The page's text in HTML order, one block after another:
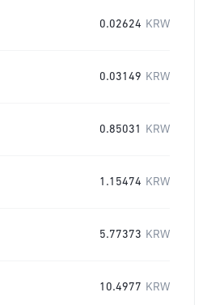
0.02624 KRW
0.03149 KRW
0.85031 KRW
1.15474 KRW
5.77373 KRW
10.4977 KRW